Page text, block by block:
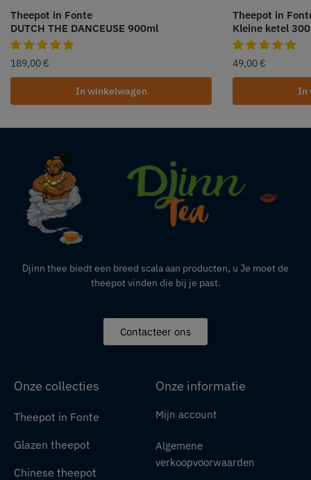
Theepot in Fonte
DUTCH THE DANCEUSE 900ml
189,00 €
In winkelwagen
Theepot in
Kleine ketel
49,00 €
In
Djinn thee biedt een breed scala aan producten, u Je moet de
theepot vinden die bij je past.
Contacteer ons
Onze collecties
Theepot in Fonte
Glazen theepot
Chinese theepot
Onze informatie
Mijn account
Algemene
verkoopvoorwaarden